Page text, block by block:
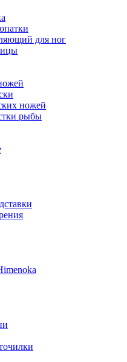
для ног
ножей
рыбы